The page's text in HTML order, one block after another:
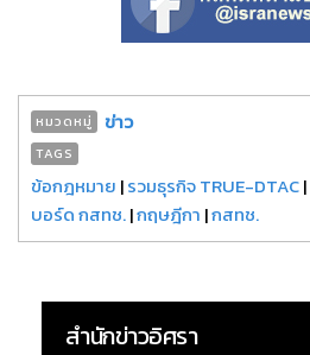
หมวดหมู่ ข่าว
TAGS
ข้อกฎหมาย |รวมธุรกิจ TRUE-DTAC|
บอร์ด กสทช.|กฤษฎีกา |กสทช.
สำนักข่าวอิศรา